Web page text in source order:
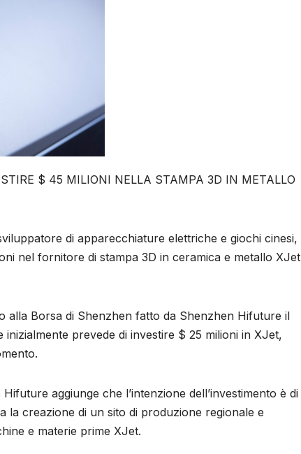
$ 45 MILIONI NELLA STAMPA 3D IN METALLO
di apparecchiature elettriche e giochi cinesi,
nel fornitore di stampa 3D in ceramica e metallo XJet
alla Borsa di Shenzhen fatto da Shenzhen Hifuture il
prevede di investire $ 25 milioni in XJet,
aggiunge che l’intenzione dell’investimento è di
la creazione di un sito di produzione regionale e
e materie prime XJet.